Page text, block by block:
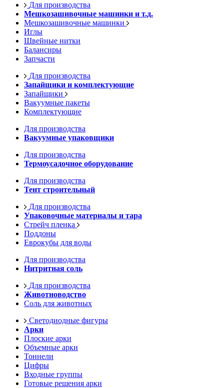
Для производства
Мешкозашивочные машинки и т.д.
Мешкозашивочные машинки
Иглы
Швейные нитки
Балансиры
Запчасти
Для производства
Запайщики и комплектующие
Запайщики
Вакуумные пакеты
Комплектующие
Для производства
Вакуумные упаковщики
Для производства
Термоусадочное оборудование
Для производства
Тент строительный
Для производства
Упаковочные материалы и тара
Стрейч пленка
Поддоны
Еврокубы для воды
Для производства
Нитритная соль
Для производства
Животноводство
Соль для животных
Светодиодные фигуры
Арки
Плоские арки
Объемные арки
Тоннели
Цифры
Входные группы
Готовые решения арки